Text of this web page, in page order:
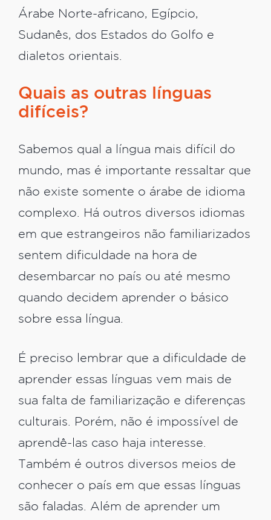
Árabe Norte-africano, Egípcio,
Sudanês, dos Estados do Golfo e
dialetos orientais.
Quais as outras línguas
difíceis?
Sabemos qual a língua mais difícil do
mundo, mas é importante ressaltar que
não existe somente o árabe de idioma
complexo. Há outros diversos idiomas
em que estrangeiros não familiarizados
sentem dificuldade na hora de
desembarcar no país ou até mesmo
quando decidem aprender o básico
sobre essa língua.
É preciso lembrar que a dificuldade de
aprender essas línguas vem mais de
sua falta de familiarização e diferenças
culturais. Porém, não é impossível de
aprendê-las caso haja interesse.
Também é outros diversos meios de
conhecer o país em que essas línguas
são faladas. Além de aprender um